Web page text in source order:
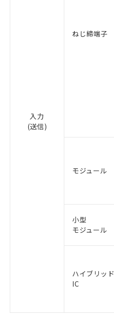
入力
(送信)
ねじ締端子
モジュール
小型
モジュール
ハイブリッド
IC